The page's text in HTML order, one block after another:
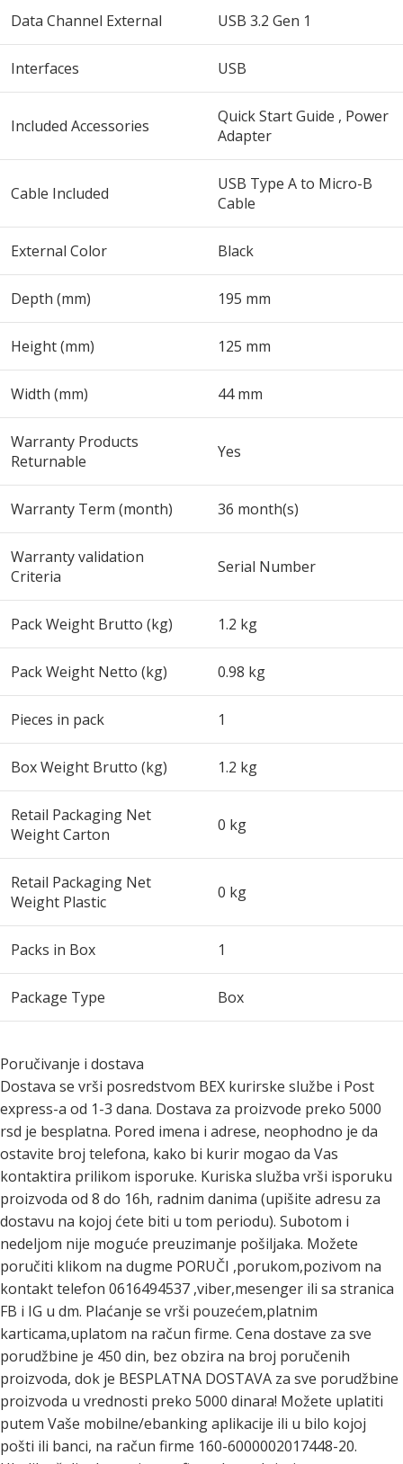
Data Channel External USB 3.2 Gen 1
Interfaces USB
Included Accessories
Quick Start Guide , Power
Adapter
Cable Included
USB Type A to Micro-B
Cable
External Color Black
Depth (mm) 195 mm
Height (mm) 125 mm
Width (mm) 44 mm
Warranty Products
Returnable
Yes
Warranty Term (month) 36 month(s)
Warranty validation
Criteria
Serial Number
Pack Weight Brutto (kg) 1.2 kg
Pack Weight Netto (kg) 0.98 kg
Pieces in pack 1
Box Weight Brutto (kg) 1.2 kg
Retail Packaging Net
Weight Carton
0 kg
Retail Packaging Net
Weight Plastic
0 kg
Packs in Box 1
Package Type Box
Poručivanje i dostava
Dostava se vrši posredstvom BEX kurirske službe i Post
express-a od 1-3 dana. Dostava za proizvode preko 5000
rsd je besplatna. Pored imena i adrese, neophodno je da
ostavite broj telefona, kako bi kurir mogao da Vas
kontaktira prilikom isporuke. Kuriska služba vrši isporuku
proizvoda od 8 do 16h, radnim danima (upišite adresu za
dostavu na kojoj ćete biti u tom periodu). Subotom i
nedeljom nije moguće preuzimanje pošiljaka. Možete
poručiti klikom na dugme PORUČI ,porukom,pozivom na
kontakt telefon 0616494537 ,viber,mesenger ili sa stranica
FB i IG u dm. Plaćanje se vrši pouzećem,platnim
karticama,uplatom na račun firme. Cena dostave za sve
porudžbine je 450 din, bez obzira na broj poručenih
proizvoda, dok je BESPLATNA DOSTAVA za sve porudžbine
proizvoda u vrednosti preko 5000 dinara! Možete uplatiti
putem Vaše mobilne/ebanking aplikacije ili u bilo kojoj
pošti ili banci, na račun firme 160-6000002017448-20.